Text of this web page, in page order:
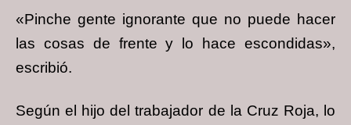
«Pinche gente ignorante que no puede hacer
las cosas de frente y lo hace escondidas»,
escribió.
Según el hijo del trabajador de la Cruz Roja, lo